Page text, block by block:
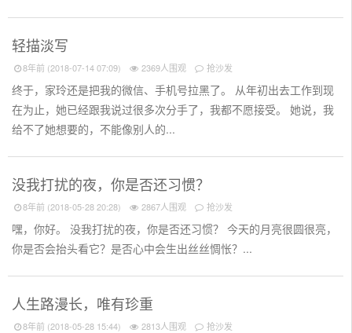
轻描淡写
8年前 (2018-07-14 07:09) 2369人围观 抢沙发
终于，家玲还是把我的微信、手机号拉黑了。 从年初出去工作到现
在为止，她已经跟我说过很多次分手了，我都不愿接受。 她说，我
给不了她想要的，不能像别人的...
没我打扰的夜，你是否还习惯？
8年前 (2018-05-28 20:28) 2867人围观 抢沙发
嘿，你好。 没我打扰的夜，你是否还习惯？ 今天的月亮很圆很亮，
你是否会抬头看它？是否心中会生出丝丝惆怅？...
人生路漫长，唯有珍重
8年前 (2018-05-28 15:44) 2813人围观 抢沙发